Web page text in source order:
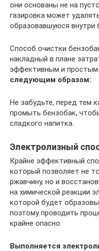
они основаны не на
газировка может
образовавшуюся внутри
Способ очистки
накладный в плане
эффективным и простым.
следующим образом:
Не забудьте, перед тем
промыть бензобак,
сладкого напитка.
Электролизный
Крайне эффективный
который позволяет не
ржавчину, но и
на химической реакции
которой будет
поэтому проводить
крайне опасно.
Выполняется